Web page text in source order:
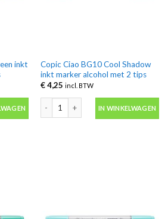
inkt
Copic Ciao BG10 Cool Shadow
inkt marker alcohol met 2 tips
€4,25 incl. BTW
IN WINKELWAGEN